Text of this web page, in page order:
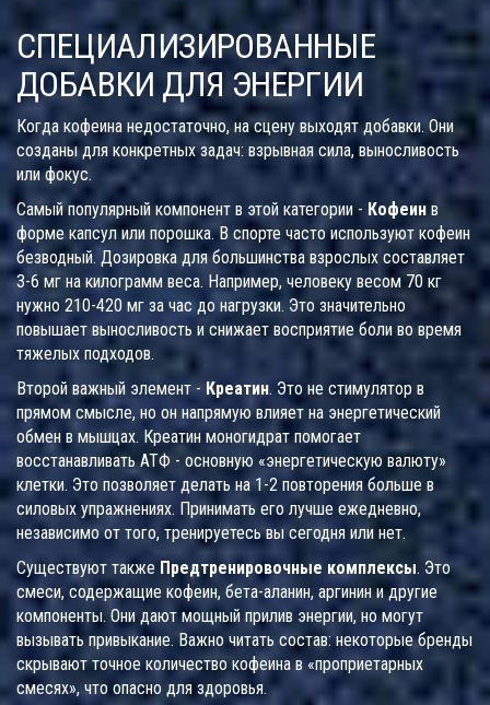
СПЕЦИАЛИЗИРОВАННЫЕ
ДОБАВКИ ДЛЯ ЭНЕРГИИ
Когда кофеина недостаточно, на сцену выходят добавки. Они
созданы для конкретных задач: взрывная сила, выносливость
или фокус.
Самый популярный компонент в этой категории - Кофеинв
форме капсул или порошка. В спорте часто используют кофеин
безводный. Дозировка для большинства взрослых составляет
3-6 мг на килограмм веса. Например, человеку весом 70 кг
нужно 210-420 мг за час до нагрузки. Это значительно
повышает выносливость и снижает восприятие боли во время
тяжелых подходов.
Второй важный элемент - Креатин. Это не стимулятор в
прямом смысле, но он напрямую влияет на энергетический
обмен в мышцах. Креатин моногидрат помогает
восстанавливать АТФ - основную «энергетическую валюту»
клетки. Это позволяет делать на 1-2 повторения больше в
силовых упражнениях. Принимать его лучше ежедневно,
независимо от того, тренируетесь вы сегодня или нет.
Существуют также Предтренировочные комплексы. Это
смеси, содержащие кофеин, бета-аланин, аргинин и другие
компоненты. Они дают мощный прилив энергии, но могут
вызывать привыкание. Важно читать состав: некоторые бренды
скрывают точное количество кофеина в «проприетарных
смесях», что опасно для здоровья.